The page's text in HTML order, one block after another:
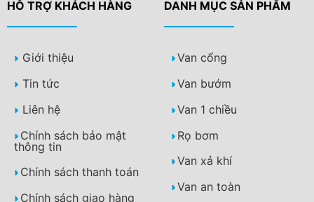
HỖ TRỢ KHÁCH HÀNG DANH MỤC SẢN PHẨM
Giới thiệu
Tin tức
Liên hệ
Chính sách bảo mật
thông tin
Chính sách thanh toán
Chính sách giao hàng
Van cổng
Van bướm
Van 1 chiều
Rọ bơm
Van xả khí
Van an toàn